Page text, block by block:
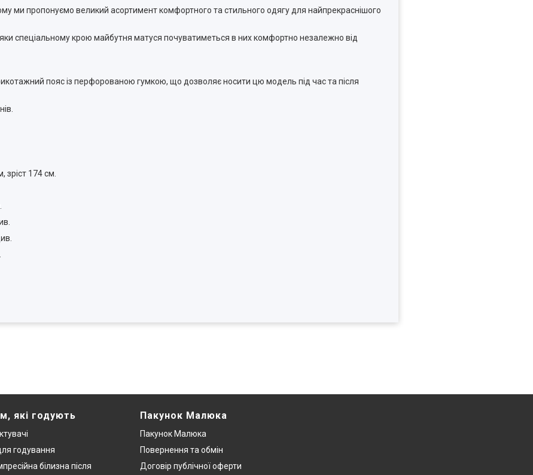
ми пропонуємо великий асортимент комфортного та стильного одягу для найпрекраснішого
спеціальному крою майбутня матуся почуватиметься в них комфортно незалежно від
пояс із перфорованою гумкою, що дозволяє носити цю модель під час та після
зріст 174 см.
які годують
годування
білизна після
Пакунок Малюка
Пакунок Малюка
Повернення та обмін
Договір публічної оферти